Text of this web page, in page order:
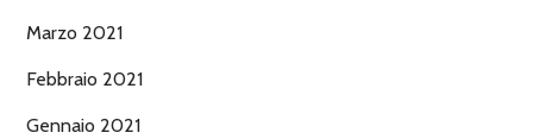
Marzo 2021
Febbraio 2021
Gennaio 2021